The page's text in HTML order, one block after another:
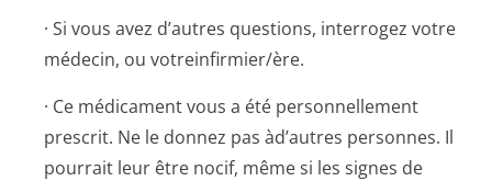
· Si vous avez d’autres questions, interrogez votre
médecin, ou votreinfirmier/ère.
· Ce médicament vous a été personnellement
prescrit. Ne le donnez pas àd’autres personnes. Il
pourrait leur être nocif, même si les signes de